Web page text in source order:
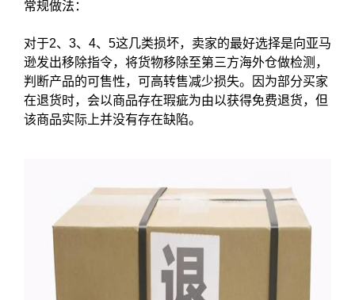
常规做法：
对于2、3、4、5这几类损坏，卖家的最好选择是向亚马
逊发出移除指令，将货物移除至第三方海外仓做检测，
判断产品的可售性，可高转售减少损失。因为部分买家
在退货时，会以商品存在瑕疵为由以获得免费退货，但
该商品实际上并没有存在缺陷。